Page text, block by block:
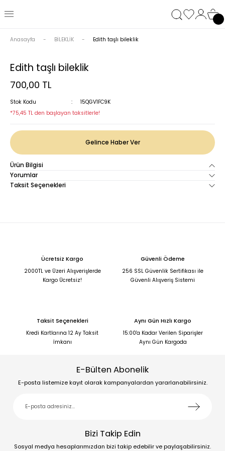
Anasayfa BİLEKLİK Edith taşlı bileklik
Edith taşlı bileklik
700,00 TL
Stok Kodu
15QGV1FC9K
*75,45 TL den başlayan taksitlerle!
Gelince Haber Ver
Ürün Bilgisi
Yorumlar
Taksit Seçenekleri
Ücretsiz Kargo
2000TL ve Üzeri Alışverişlerde
Kargo Ücretsiz!
Güvenli Ödeme
256 SSL Güvenlik Sertifikası ile
Güvenli Alışveriş Sistemi
Taksit Seçenekleri
Kredi Kartlarına 12 Ay Taksit
İmkanı
Aynı Gün Hızlı Kargo
15:00'a Kadar Verilen Siparişler
Aynı Gün Kargoda
E-Bülten Abonelik
E-posta listemize kayıt olarak kampanyalardan yararlanabilirsiniz.
Bizi Takip Edin
Sosyal medya hesaplarımızdan bizi takip edebilir ve paylaşabilirsiniz.